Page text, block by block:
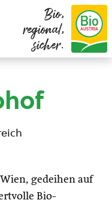
Bio,
regional,
sicher.
gedeihen auf
Bio-